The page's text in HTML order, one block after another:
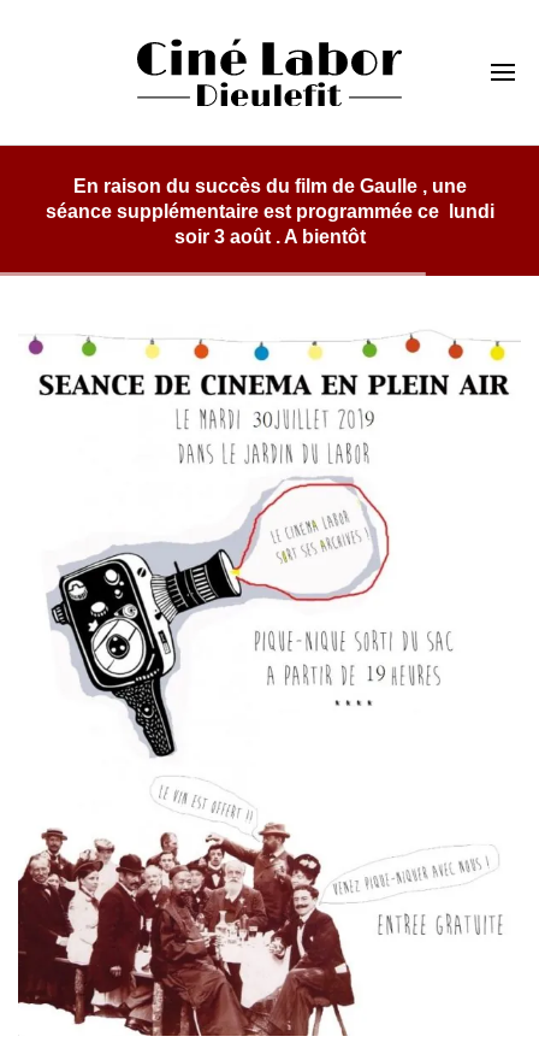
Cinéma Labor
Dieulefit
En raison du succès du film de Gaulle , une
séance supplémentaire est programmée ce lundi
soir 3 août . A bientôt